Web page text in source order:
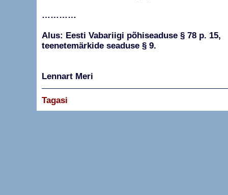
…………
Alus: Eesti Vabariigi põhiseaduse § 78 p. 15,
teenetemärkide seaduse § 9.
Lennart Meri
Tagasi